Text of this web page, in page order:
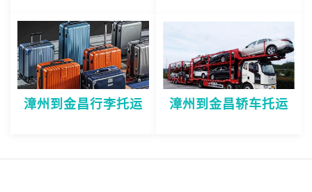
漳州到金昌行李托运 漳州到金昌轿车托运